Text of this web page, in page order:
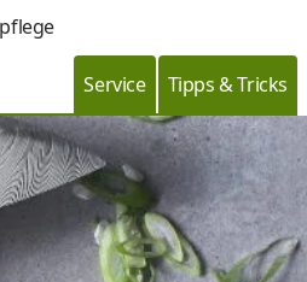
Service Tipps & Tricks